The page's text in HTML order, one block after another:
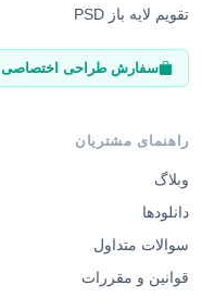
تقویم لایه باز PSD
سفارش طراحی اختصاصی
راهنمای مشتریان
وبلاگ
دانلودها
سوالات متداول
قوانین و مقررات